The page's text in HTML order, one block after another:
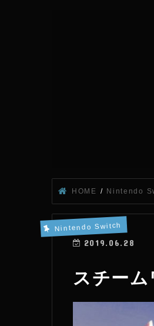
HOME Nintendo
Nintendo Switch
2019.06.28
スチー